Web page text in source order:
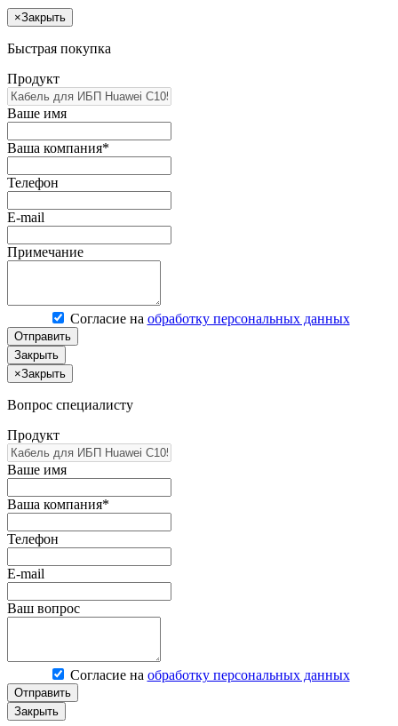
×Закрыть
Быстрая покупка
Продукт
Ваше имя
Ваша компания*
Телефон
E-mail
Примечание
Согласие на обработку персональных данных
Отправить
Закрыть
×Закрыть
Вопрос специалисту
Продукт
Ваше имя
Ваша компания*
Телефон
E-mail
Ваш вопрос
Согласие на обработку персональных данных
Отправить
Закрыть